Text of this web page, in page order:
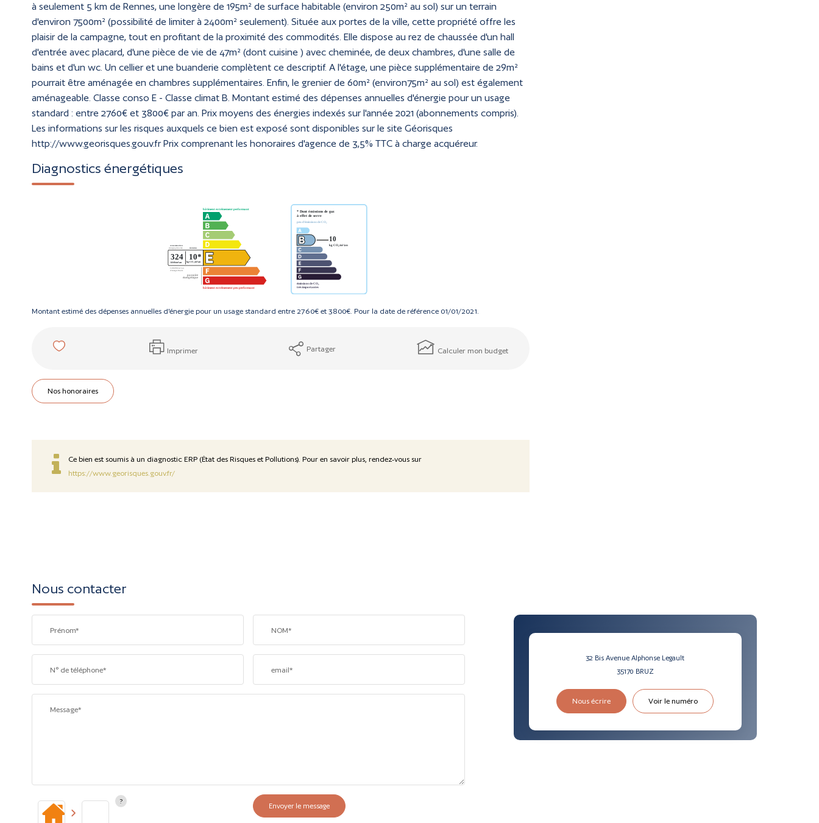
à seulement 5 km de Rennes, une longère de 195m² de surface habitable (environ 250m² au sol) sur un terrain
d'environ 7500m² (possibilité de limiter à 2400m² seulement). Située aux portes de la ville, cette propriété offre les
plaisir de la campagne, tout en profitant de la proximité des commodités. Elle dispose au rez de chaussée d'un hall
d'entrée avec placard, d'une pièce de vie de 47m² (dont cuisine ) avec cheminée, de deux chambres, d'une salle de
bains et d'un wc. Un cellier et une buanderie complètent ce descriptif. A l'étage, une pièce supplémentaire de 29m²
pourrait être aménagée en chambres supplémentaires. Enfin, le grenier de 60m² (environ75m² au sol) est également
aménageable. Classe conso E - Classe climat B. Montant estimé des dépenses annuelles d'énergie pour un usage
standard : entre 2760€ et 3800€ par an. Prix moyens des énergies indexés sur l'année 2021 (abonnements compris).
Les informations sur les risques auxquels ce bien est exposé sont disponibles sur le site Géorisques
http://www.georisques.gouv.fr Prix comprenant les honoraires d'agence de 3,5% TTC à charge acquéreur.
Diagnostics énergétiques
Montant estimé des dépenses annuelles d'énergie pour un usage standard entre 2760€ et 3800€. Pour la date de référence 01/01/2021.
Imprimer Partager Calculer mon budget
Nos honoraires
Ce bien est soumis à un diagnostic ERP (État des Risques et Pollutions). Pour en savoir plus, rendez-vous sur
https://www.georisques.gouv.fr/
Nous contacter
Prénom* NOM*
N° de téléphone* email*
Message*
Envoyer le message
32 Bis Avenue Alphonse Legault
35170 BRUZ
Nous écrire Voir le numéro